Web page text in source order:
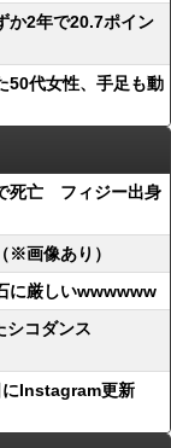
か2年で20.7ポイン
50代女性、手足も動
死亡 フィジー出身
※画像あり）
に厳しいwwwwww
シコダンス
にInstagram更新